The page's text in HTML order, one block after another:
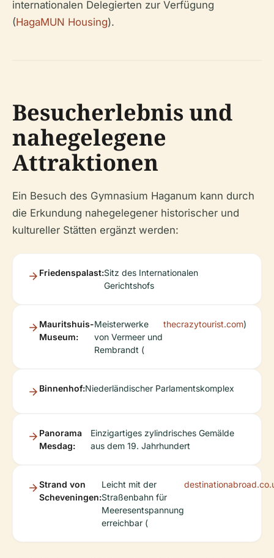
internationalen Delegierten zur Verfügung
(HagaMUN Housing).
Besucherlebnis und
nahegelegene
Attraktionen
Ein Besuch des Gymnasium Haganum kann durch
die Erkundung nahegelegener historischer und
kultureller Stätten ergänzt werden:
Friedenspalast:Sitz des Internationalen
Gerichtshofs
Mauritshuis-
Museum:
Meisterwerke
von Vermeer und
Rembrandt (
thecrazytourist.com)
Binnenhof:Niederländischer Parlamentskomplex
Panorama
Mesdag:
Einzigartiges zylindrisches Gemälde
aus dem 19. Jahrhundert
Strand von
Scheveningen:
Leicht mit der
Straßenbahn für
Meeresentspannung
erreichbar (